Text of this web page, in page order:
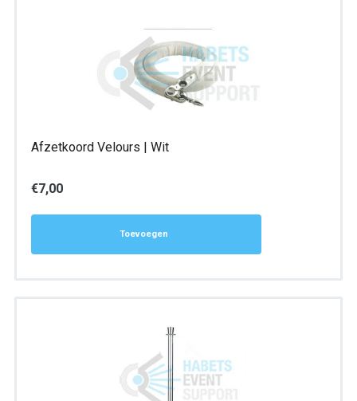
Afzetkoord Velours | Wit
€7,00
Toevoegen